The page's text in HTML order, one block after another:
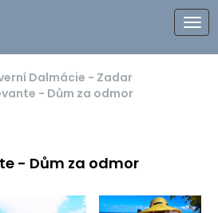
Dalmácie - Zadar
- Dům za odmor
- Dům za odmor